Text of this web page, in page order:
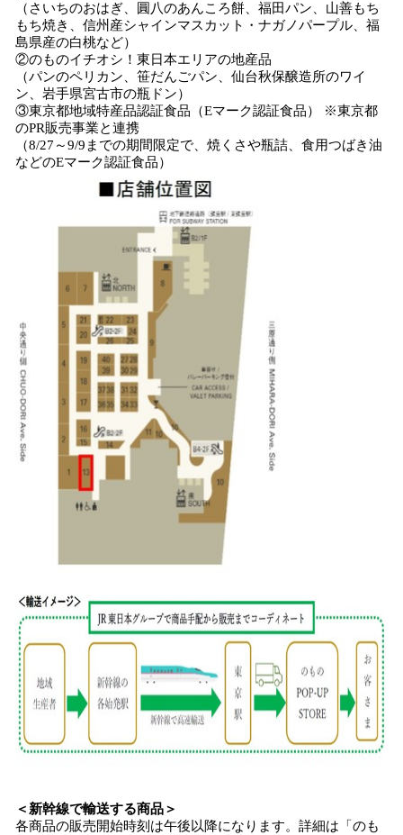
（さいちのおはぎ、圓八のあんころ餅、福田パン、山善もち
もち焼き、信州産シャインマスカット・ナガノパープル、福
島県産の白桃など）
②のものイチオシ！東日本エリアの地産品
（パンのペリカン、笹だんごパン、仙台秋保醸造所のワイ
ン、岩手県宮古市の瓶ドン）
③東京都地域特産品認証食品（Eマーク認証食品） ※東京都
のPR販売事業と連携
（8/27～9/9までの期間限定で、焼くさや瓶詰、食用つばき油
などのEマーク認証食品）
＜新幹線で輸送する商品＞
各商品の販売開始時刻は午後以降になります。詳細は「のも